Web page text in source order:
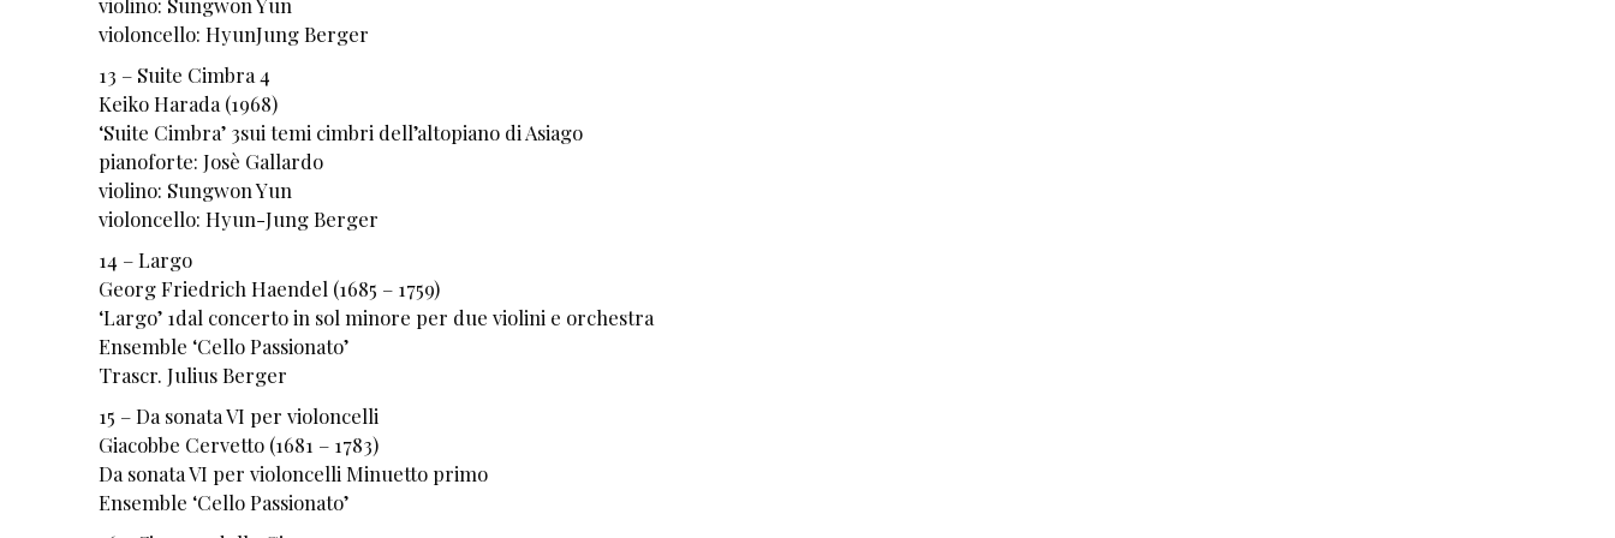
violoncello: HyunJung Berger
13 – Suite Cimbra 4
Keiko Harada (1968)
‘Suite Cimbra’ 3sui temi cimbri dell’altopiano di Asiago
pianoforte: Josè Gallardo
violino: Sungwon Yun
violoncello: Hyun-Jung Berger
14 – Largo
Georg Friedrich Haendel (1685 – 1759)
‘Largo’ 1dal concerto in sol minore per due violini e orchestra
Ensemble ‘Cello Passionato’
Trascr. Julius Berger
15 – Da sonata VI per violoncelli
Giacobbe Cervetto (1681 – 1783)
Da sonata VI per violoncelli Minuetto primo
Ensemble ‘Cello Passionato’